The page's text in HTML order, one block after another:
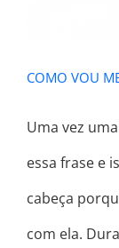
COMO VOU
Uma vez
essa frase e
cabeça
com ela.